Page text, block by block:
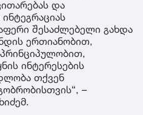
და
შესაძლებელი გახდა
ერთიანობით,
ინტერესების
თქვენ
–